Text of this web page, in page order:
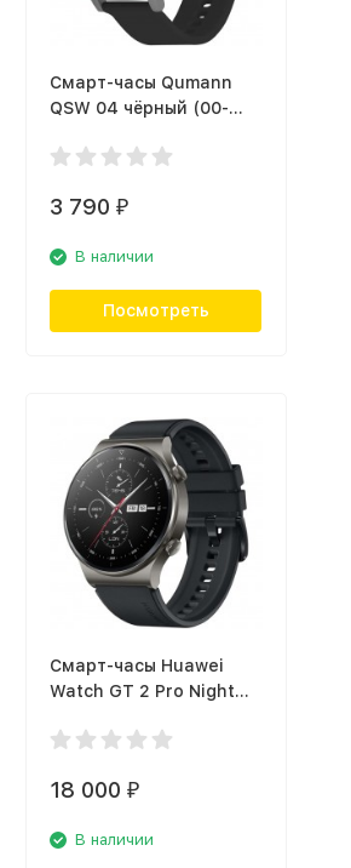
Смарт-часы Qumann
QSW 04 чёрный (00-
3 790₽
В наличии
Посмотреть
Смарт-часы Huawei
Watch GT 2 Pro Night
18 000₽
В наличии